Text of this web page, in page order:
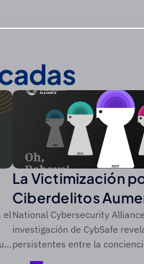
el
La Victimización
Ciberdelitos
Récord del 44%
Periodo de Cinco
National Cybersecurity
investigación de CybSafe
persistentes entre la
ciberseguridad y la acción.